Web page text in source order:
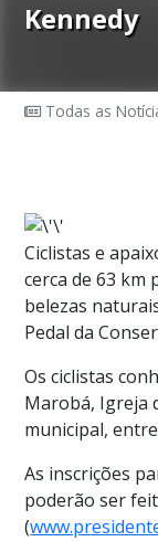
Kennedy
Todas as
Ciclistas e
cerca de 63 km
belezas
Pedal da
Os ciclistas
Marobá, Igreja
municipal,
As inscrições
poderão ser
(